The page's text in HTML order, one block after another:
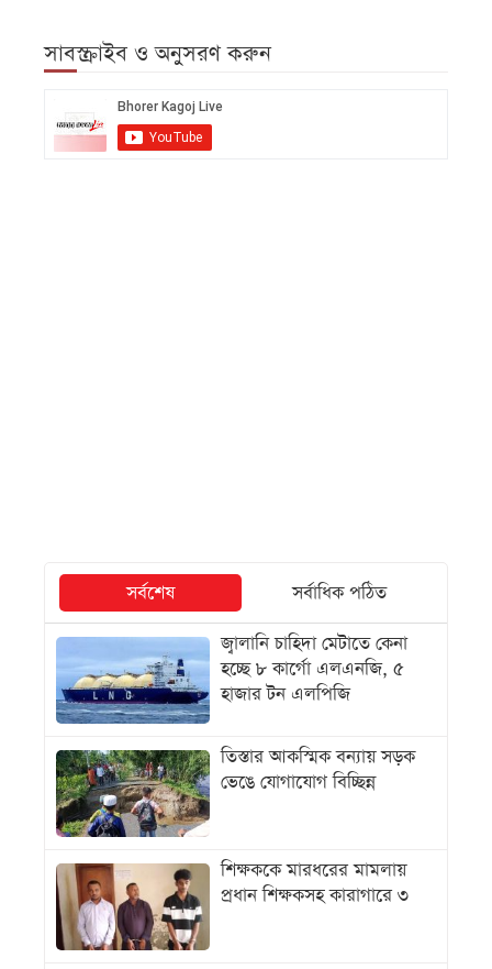
সাবস্ক্রাইব ও অনুসরণ করুন
সর্বশেষ
সর্বাধিক পঠিত
জ্বালানি চাহিদা মেটাতে কেনা
হচ্ছে ৮ কার্গো এলএনজি, ৫
হাজার টন এলপিজি
তিস্তার আকস্মিক বন্যায় সড়ক
ভেঙে যোগাযোগ বিচ্ছিন্ন
শিক্ষককে মারধরের মামলায়
প্রধান শিক্ষকসহ কারাগারে ৩